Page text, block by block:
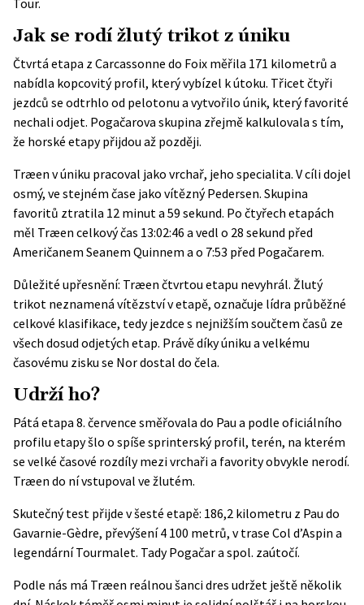
Tour.
Jak se rodí žlutý trikot z úniku
Čtvrtá etapa z Carcassonne do Foix měřila 171 kilometrů a
nabídla kopcovitý profil, který vybízel k útoku. Třicet čtyři
jezdců se odtrhlo od pelotonu a vytvořilo únik, který favorité
nechali odjet. Pogačarova skupina zřejmě kalkulovala s tím,
že horské etapy přijdou až později.
Træen v úniku pracoval jako vrchař, jeho specialita. V cíli dojel
osmý, ve stejném čase jako vítězný Pedersen. Skupina
favoritů ztratila 12 minut a 59 sekund. Po čtyřech etapách
měl Træen celkový čas 13:02:46 a vedl o 28 sekund před
Američanem Seanem Quinnem a o 7:53 před Pogačarem.
Důležité upřesnění: Træen čtvrtou etapu nevyhrál. Žlutý
trikot neznamená vítězství v etapě, označuje lídra průběžné
celkové klasifikace, tedy jezdce s nejnižším součtem časů ze
všech dosud odjetých etap. Právě díky úniku a velkému
časovému zisku se Nor dostal do čela.
Udrží ho?
Pátá etapa 8. července směřovala do Pau a podle oficiálního
profilu etapyšlo o spíše sprinterský profil, terén, na kterém
se velké časové rozdíly mezi vrchaři a favority obvykle nerodí.
Træen do ní vstupoval ve žlutém.
Skutečný test přijde v šesté etapě: 186,2 kilometru z Pau do
Gavarnie-Gèdre, převýšení 4 100 metrů, v trase Col d’Aspin a
legendární Tourmalet. Tady Pogačar a spol. zaútočí.
Podle nás má Træen reálnou šanci dres udržet ještě několik